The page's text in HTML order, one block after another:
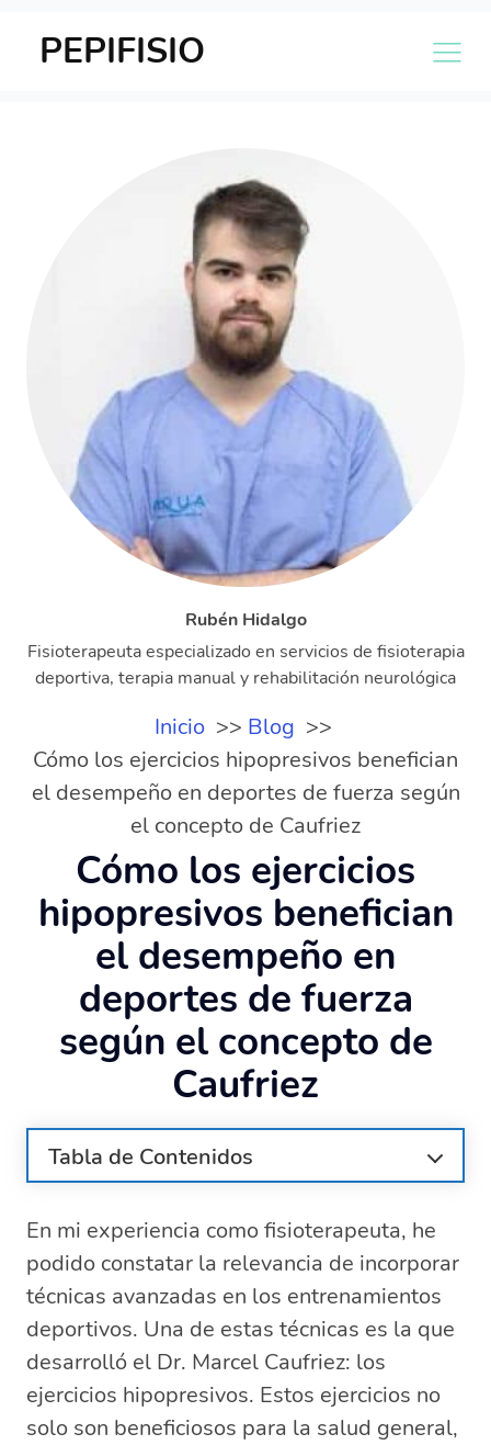
PEPIFISIO
Rubén Hidalgo
Fisioterapeuta especializado en servicios de fisioterapia
deportiva, terapia manual y rehabilitación neurológica
Inicio
Blog
Cómo los ejercicios hipopresivos benefician
el desempeño en deportes de fuerza según
el concepto de Caufriez
Cómo los ejercicios
hipopresivos benefician
el desempeño en
deportes de fuerza
según el concepto de
Caufriez
Tabla de Contenidos
Principios técnicos de los ejercicios
hipopresivos según Marcel Caufriez
Beneficios de los ejercicios hipopresivos
en deportes de fuerza
¿Cómo se realizan los ejercicios
hipopresivos correctamente?
Errores comunes en la ejecución de los
ejercicios hipopresivos
En mi experiencia como fisioterapeuta, he
podido constatar la relevancia de incorporar
técnicas avanzadas en los entrenamientos
deportivos. Una de estas técnicas es la que
desarrolló el Dr. Marcel Caufriez: los
ejercicios hipopresivos. Estos ejercicios no
solo son beneficiosos para la salud general,